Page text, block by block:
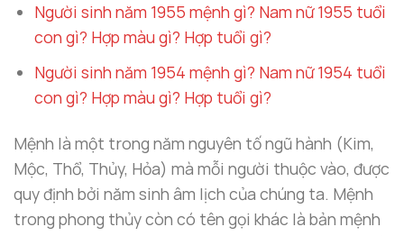
Người sinh năm 1955 mệnh gì? Nam nữ 1955 tuổi
con gì? Hợp màu gì? Hợp tuổi gì?
Người sinh năm 1954 mệnh gì? Nam nữ 1954 tuổi
con gì? Hợp màu gì? Hợp tuổi gì?
Mệnh là một trong năm nguyên tố ngũ hành (Kim,
Mộc, Thổ, Thủy, Hỏa) mà mỗi người thuộc vào, được
quy định bởi năm sinh âm lịch của chúng ta. Mệnh
trong phong thủy còn có tên gọi khác là bản mệnh